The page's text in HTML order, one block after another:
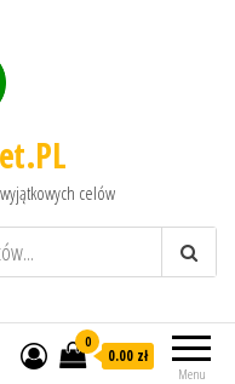
celów
Menu
0
0.00 zł